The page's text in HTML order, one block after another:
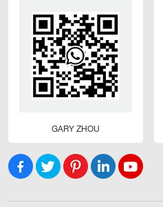
GARY ZHOU